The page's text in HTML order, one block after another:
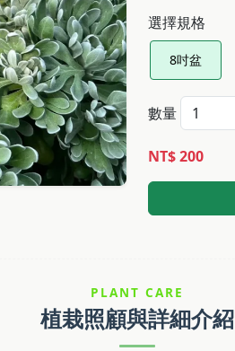
選擇規格
8吋盆
數量
NT$ 200
PLANT CARE
植栽照顧與詳細介紹